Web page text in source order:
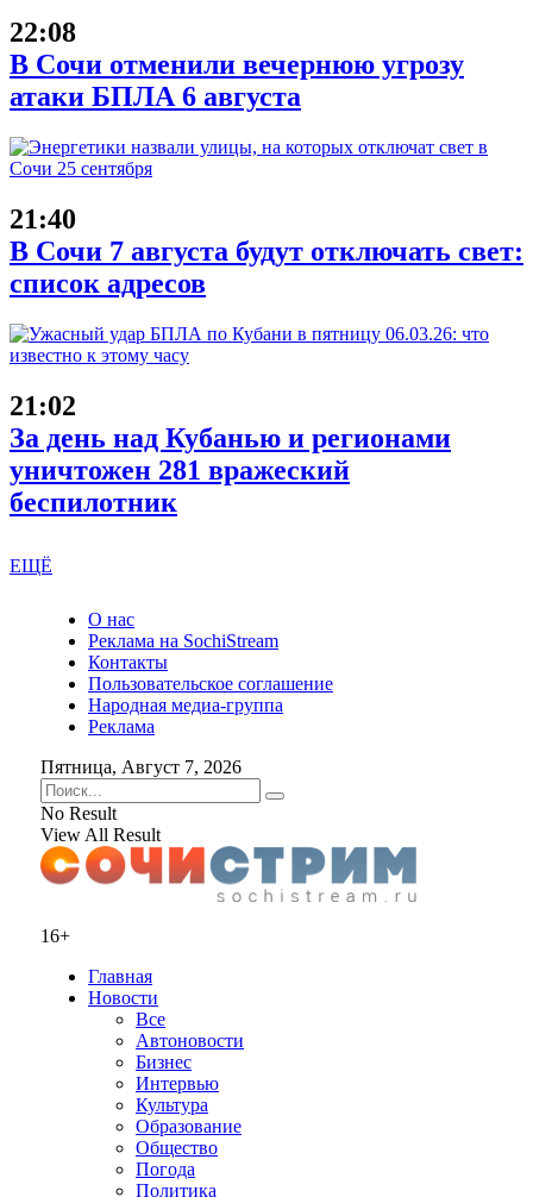
22:08
В Сочи отменили вечернюю угрозу
атаки БПЛА 6 августа
21:40
В Сочи 7 августа будут отключать свет:
список адресов
21:02
За день над Кубанью и регионами
уничтожен 281 вражеский
беспилотник
ЕЩЁ
О нас
Реклама на SochiStream
Контакты
Пользовательское соглашение
Народная медиа-группа
Реклама
Пятница, Август 7, 2026
No Result
View All Result
16+
Главная
Новости
Все
Автоновости
Бизнес
Интервью
Культура
Образование
Общество
Погода
Политика